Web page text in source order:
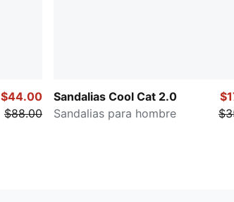
$44.00
$88.00
Sandalias Cool Cat 2.0
Sandalias para hombre